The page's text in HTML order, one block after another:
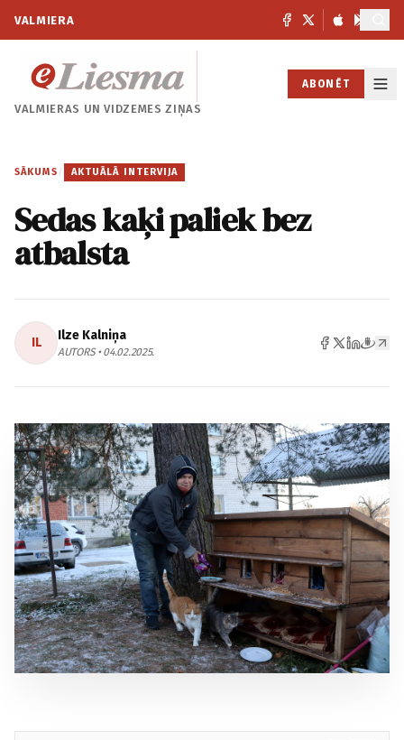
VALMIERA
VALMIERAS UNVIDZEMES ZIŅAS
ABONĒT
SĀKUMS / AKTUĀLĀ INTERVIJA
Sedas kaķi paliek bez
atbalsta
IL Ilze Kalniņa
AUTORS • 04.02.2025.